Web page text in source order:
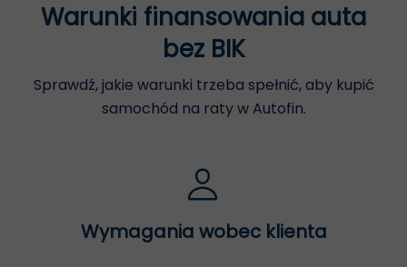
Warunki finansowania auta
bez BIK
Sprawdź, jakie warunki trzeba spełnić, aby kupić
samochód na raty w Autofin.
Wymagania wobec klienta